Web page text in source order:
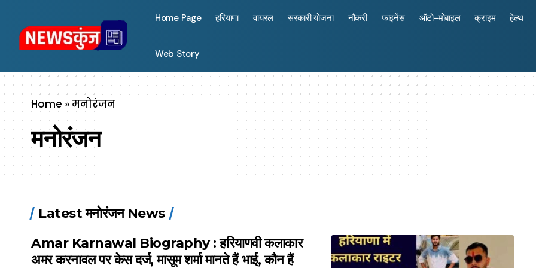
Home Page हरियाणा वायरल सरकारी योजना नौकरी फाइनेंस ऑटो-मोबाइल क्राइम हेल्थ
Web Story
Home »मनोरंजन
मनोरंजन
Latest मनोरंजन News
Amar Karnawal Biography : हरियाणवी कलाकार
अमर करनावल पर केस दर्ज, मासूम शर्मा मानते हैं भाई, कौन हैं